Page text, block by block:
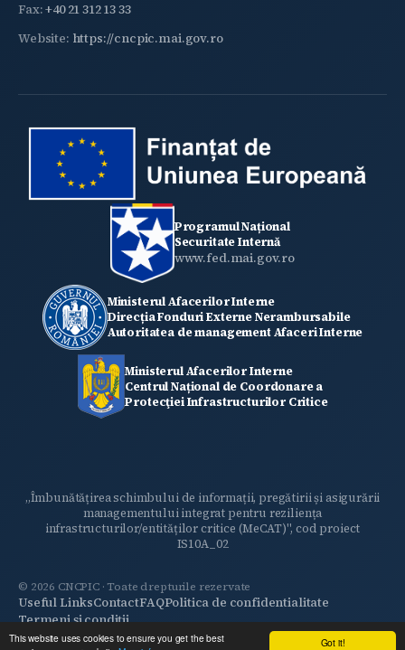
Got it!
This website uses cookies to ensure you get the best
Fax:+40 21 312 13 33
Website: https://cncpic.mai.gov.ro
Programul Național
Securitate Internă
www.fed.mai.gov.ro
Ministerul Afacerilor Interne
Direcția Fonduri Externe Nerambursabile
Autoritatea de management Afaceri Interne
Ministerul Afacerilor Interne
Centrul Național de Coordonare a
Protecţiei Infrastructurilor Critice
„Îmbunătățirea schimbului de informații, pregătirii și asigurării
managementului integrat pentru reziliența
infrastructurilor/entităților critice (MeCAT)", cod proiect
IS10A_02
© 2026 CNCPIC · Toate drepturile rezervate
INFORMAȚII
UTILE
Useful LinksContactFAQPolitica de confidentialitate
Termeni și condiții